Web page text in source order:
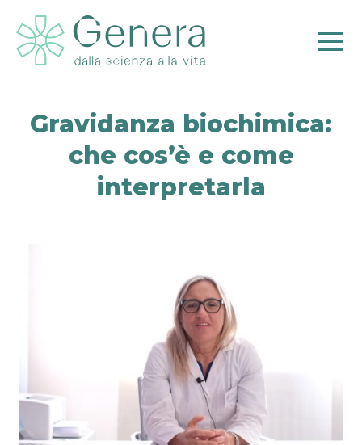
Gravidanza biochimica:
che cos’è e come
interpretarla